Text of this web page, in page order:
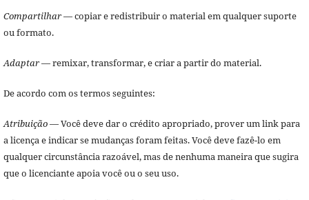
Compartilhar— copiar e redistribuir o material em qualquer suporte
ou formato.
Adaptar— remixar, transformar, e criar a partir do material.
De acordo com os termos seguintes:
Atribuição— Você deve dar o crédito apropriado, prover um link para
a licença e indicar se mudanças foram feitas. Você deve fazê-lo em
qualquer circunstância razoável, mas de nenhuma maneira que sugira
que o licenciante apoia você ou o seu uso.